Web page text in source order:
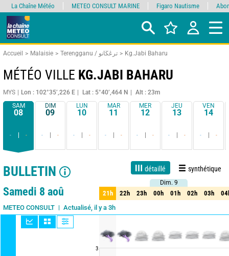
Accueil Malaisie Terengganu / ترڠڬانو Kg.Jabi Baharu
MÉTÉO VILLE KG.JABI BAHARU
MYS Lon : 102°35’,226 E Lat : 5°40’,464 N
Alt : 23m
SAM
08
- -
DIM
09
- -
LUN
10
- -
MAR
11
- -
MER
12
- -
JEU
13
- -
VEN
14
- -
BULLETIN détaillé synthétique
1 jour 3 jours 7 jours 15 jours Fiabilité 90%
Samedi 8 aoû
METEO CONSULT Actualisé, il y a 3h
3
Dim. 9
21h 22h 23h 00h 01h 02h 03h
Dim. 9
21h 22h 23h 00h 01h 02h 03h
La Chaîne Météo METEO CONSULT MARINE Figaro Nautisme